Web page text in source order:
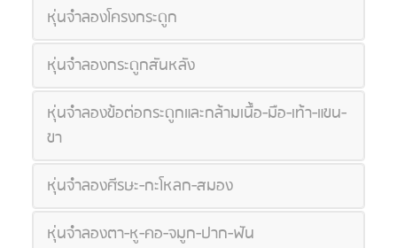
หุ่นจำลองโครงกระดูก
หุ่นจำลองกระดูกสันหลัง
หุ่นจำลองข้อต่อกระดูกและกล้ามเนื้อ-มือ-เท้า-แขน-
ขา
หุ่นจำลองศีรษะ-กะโหลก-สมอง
หุ่นจำลองตา-หู-คอ-จมูก-ปาก-ฟัน